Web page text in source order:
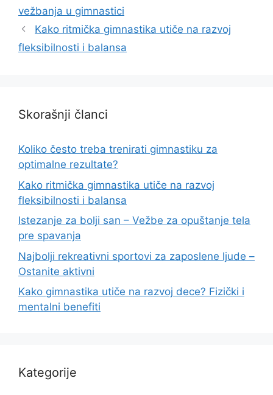
vežbanja u gimnastici
Kako ritmička gimnastika utiče na razvoj
fleksibilnosti i balansa
Skorašnji članci
Koliko često treba trenirati gimnastiku za
optimalne rezultate?
Kako ritmička gimnastika utiče na razvoj
fleksibilnosti i balansa
Istezanje za bolji san – Vežbe za opuštanje tela
pre spavanja
Najbolji rekreativni sportovi za zaposlene ljude –
Ostanite aktivni
Kako gimnastika utiče na razvoj dece? Fizički i
mentalni benefiti
Kategorije